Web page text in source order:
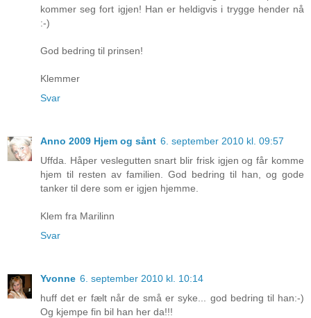
kommer seg fort igjen! Han er heldigvis i trygge hender nå
:-)
God bedring til prinsen!
Klemmer
Svar
Anno 2009 Hjem og sånt 6. september 2010 kl. 09:57
Uffda. Håper veslegutten snart blir frisk igjen og får komme
hjem til resten av familien. God bedring til han, og gode
tanker til dere som er igjen hjemme.
Klem fra Marilinn
Svar
Yvonne 6. september 2010 kl. 10:14
huff det er fælt når de små er syke... god bedring til han:-)
Og kjempe fin bil han her da!!!